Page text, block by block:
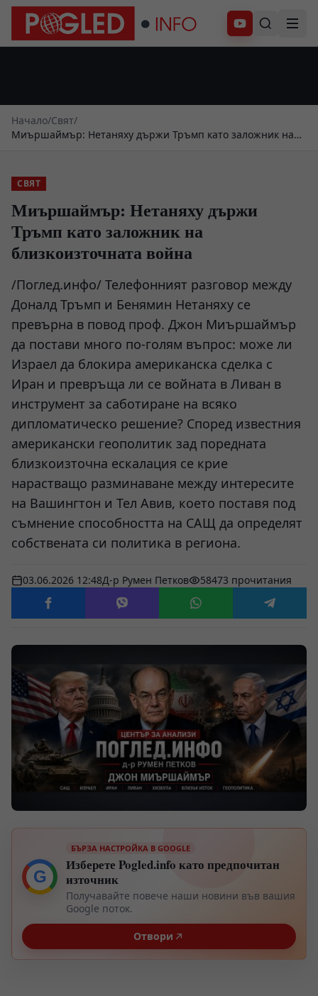
Абонирай се
Начало/Свят/
Миършаймър: Нетаняху държи Тръмп като заложник на
СВЯТ
Миършаймър: Нетаняху държи
Тръмп като заложник на
близкоизточната война
/Поглед.инфо/ Телефонният разговор между
Доналд Тръмп и Бенямин Нетаняху се
превърна в повод проф. Джон Миършаймър
да постави много по-голям въпрос: може ли
Израел да блокира американска сделка с
Иран и превръща ли се войната в Ливан в
инструмент за саботиране на всяко
дипломатическо решение? Според известния
американски геополитик зад поредната
близкоизточна ескалация се крие
нарастващо разминаване между интересите
на Вашингтон и Тел Авив, което поставя под
съмнение способността на САЩ да определят
собствената си политика в региона.
03.06.2026 12:48Д-р Румен Петков 58473 прочитания
G
БЪРЗА НАСТРОЙКА В GOOGLE
Изберете Pogled.info като предпочитан
източник
Получавайте повече наши новини във вашия
Google поток.
Отвори